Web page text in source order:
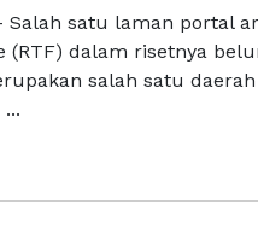
Salah satu laman portal
(RTF) dalam risetnya
salah satu daerah